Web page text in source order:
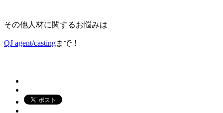
その他人材に関するお悩みは
QJ agent/castingまで！